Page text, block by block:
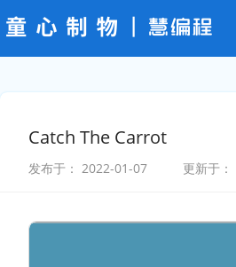
Catch The Carrot
发布于： 2022-01-07 更新于：